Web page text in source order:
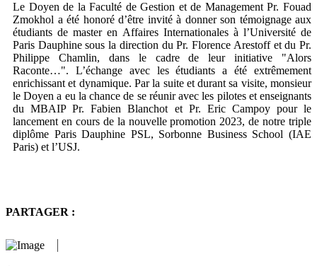
Le Doyen de la Faculté de Gestion et de Management Pr. Fouad
Zmokhol a été honoré d’être invité à donner son témoignage aux
étudiants de master en Affaires Internationales à l’Université de
Paris Dauphine sous la direction du Pr. Florence Arestoff et du Pr.
Philippe Chamlin, dans le cadre de leur initiative "Alors
Raconte…". L’échange avec les étudiants a été extrêmement
enrichissant et dynamique. Par la suite et durant sa visite, monsieur
le Doyen a eu la chance de se réunir avec les pilotes et enseignants
du MBAIP Pr. Fabien Blanchot et Pr. Eric Campoy pour le
lancement en cours de la nouvelle promotion 2023, de notre triple
diplôme Paris Dauphine PSL, Sorbonne Business School (IAE
Paris) et l’USJ.
PARTAGER :